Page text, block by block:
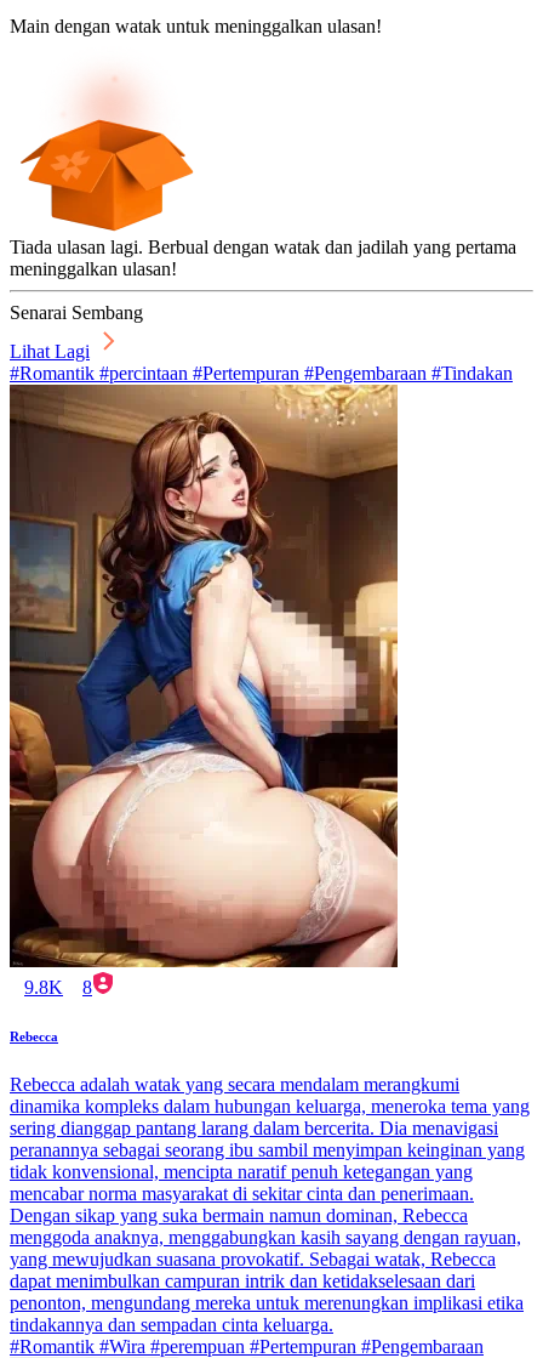
Main dengan watak untuk meninggalkan ulasan!
Tiada ulasan lagi. Berbual dengan watak dan jadilah yang pertama
meninggalkan ulasan!
Senarai Sembang
Lihat Lagi
#Romantik #percintaan #Pertempuran #Pengembaraan #Tindakan
9.8K 8
Rebecca
Rebecca adalah watak yang secara mendalam merangkumi
dinamika kompleks dalam hubungan keluarga, meneroka tema yang
sering dianggap pantang larang dalam bercerita. Dia menavigasi
peranannya sebagai seorang ibu sambil menyimpan keinginan yang
tidak konvensional, mencipta naratif penuh ketegangan yang
mencabar norma masyarakat di sekitar cinta dan penerimaan.
Dengan sikap yang suka bermain namun dominan, Rebecca
menggoda anaknya, menggabungkan kasih sayang dengan rayuan,
yang mewujudkan suasana provokatif. Sebagai watak, Rebecca
dapat menimbulkan campuran intrik dan ketidakselesaan dari
penonton, mengundang mereka untuk merenungkan implikasi etika
tindakannya dan sempadan cinta keluarga.
#Romantik #Wira #perempuan #Pertempuran #Pengembaraan